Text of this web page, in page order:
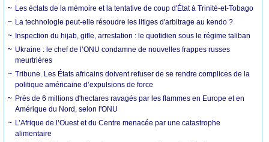
Les éclats de la mémoire et la tentative de coup d'État à Trinité-et-Tobago
La technologie peut-elle résoudre les litiges d'arbitrage au kendo ?
Inspection du hijab, gifle, arrestation : le quotidien sous le régime taliban
Ukraine : le chef de l’ONU condamne de nouvelles frappes russes
meurtrières
Tribune. Les États africains doivent refuser de se rendre complices de la
politique américaine d’expulsions de force
Près de 6 millions d'hectares ravagés par les flammes en Europe et en
Amérique du Nord, selon l'ONU
L’Afrique de l’Ouest et du Centre menacée par une catastrophe
alimentaire